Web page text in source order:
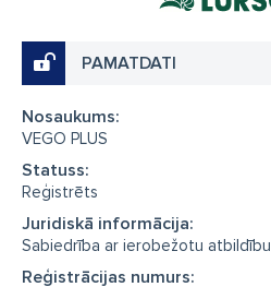
PAMATDATI
Nosaukums:
VEGO PLUS
Statuss:
Reģistrēts
Juridiskā informācija:
Sabiedrība ar ierobežotu atbildību
Reģistrācijas numurs: